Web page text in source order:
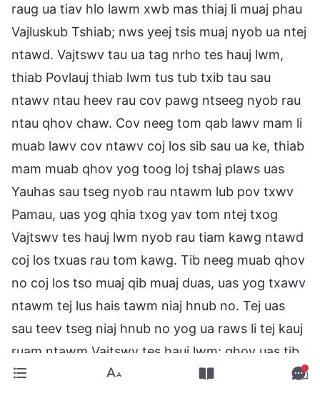
raug ua tiav hlo lawm xwb mas thiaj li muaj phau
Vajluskub Tshiab; nws yeej tsis muaj nyob ua ntej
ntawd. Vajtswv tau ua tag nrho tes hauj lwm,
thiab Povlauj thiab lwm tus tub txib tau sau
ntawv ntau heev rau cov pawg ntseeg nyob rau
ntau qhov chaw. Cov neeg tom qab lawv mam li
muab lawv cov ntawv coj los sib sau ua ke, thiab
mam muab qhov yog toog loj tshaj plaws uas
Yauhas sau tseg nyob rau ntawm lub pov txwv
Pamau, uas yog qhia txog yav tom ntej txog
Vajtswv tes hauj lwm nyob rau tiam kawg ntawd
coj los txuas rau tom kawg. Tib neeg muab qhov
no coj los tso muaj qib muaj duas, uas yog txawv
ntawm tej lus hais tawm niaj hnub no. Tej uas
sau teev tseg niaj hnub no yog ua raws li tej kauj
ruam ntawm Vajtswv tes hauj lwm; qhov uas tib
neeg txuas ncauj txuas lus nrog niaj hnub no yog